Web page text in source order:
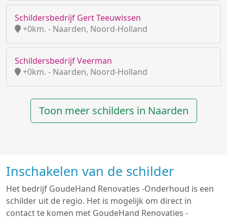
Schildersbedrijf Gert Teeuwissen
+0km. - Naarden, Noord-Holland
Schildersbedrijf Veerman
+0km. - Naarden, Noord-Holland
Toon meer schilders in Naarden
Inschakelen van de schilder
Het bedrijf GoudeHand Renovaties -Onderhoud is een
schilder uit de regio. Het is mogelijk om direct in
contact te komen met GoudeHand Renovaties -